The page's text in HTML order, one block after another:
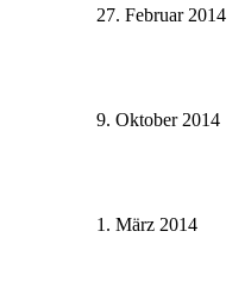
27. Februar 2014
9. Oktober 2014
1. März 2014